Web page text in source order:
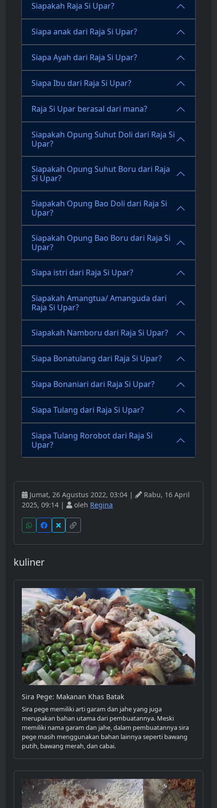
Siapakah Raja Si Upar?
Siapa anak dari Raja Si Upar?
Siapa Ayah dari Raja Si Upar?
Siapa Ibu dari Raja Si Upar?
Raja Si Upar berasal dari mana?
Siapakah Opung Suhut Doli dari Raja Si
Upar?
Siapakah Opung Suhut Boru dari Raja
Si Upar?
Siapakah Opung Bao Doli dari Raja Si
Upar?
Siapakah Opung Bao Boru dari Raja Si
Upar?
Siapa istri dari Raja Si Upar?
Siapakah Amangtua/ Amanguda dari
Raja Si Upar?
Siapakah Namboru dari Raja Si Upar?
Siapa Bonatulang dari Raja Si Upar?
Siapa Bonaniari dari Raja Si Upar?
Siapa Tulang dari Raja Si Upar?
Siapa Tulang Rorobot dari Raja Si
Upar?
Jumat, 26 Agustus 2022, 03:04 |
Rabu, 16 April
2025, 09:14 |
oleh Regina
kuliner
Sira Pege: Makanan Khas Batak
Sira pege memiliki arti garam dan jahe yang juga
merupakan bahan utama dari pembuatannya. Meski
memiliki nama garam dan jahe, dalam pembuatannya sira
pege masih menggunakan bahan lainnya seperti bawang
putih, bawang merah, dan cabai.